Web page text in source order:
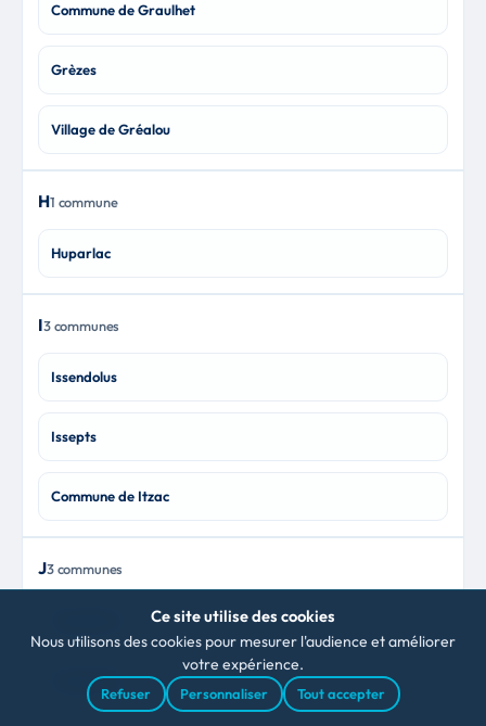
Commune de Graulhet
Grèzes
Village de Gréalou
H1 commune
Huparlac
I3 communes
Issendolus
Issepts
Commune de Itzac
J3 communes
Jouqueviel
Ce site utilise des cookies
Nous utilisons des cookies pour mesurer l'audience et améliorer
votre expérience.
Refuser Personnaliser Tout accepter